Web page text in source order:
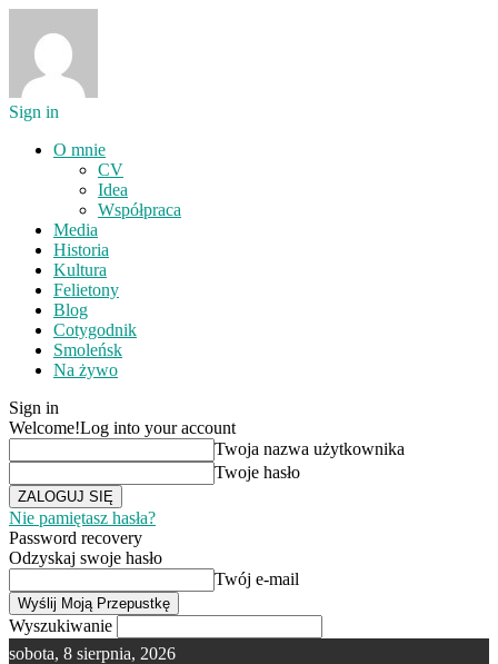
Sign in
O mnie
CV
Idea
Współpraca
Media
Historia
Kultura
Felietony
Blog
Cotygodnik
Smoleńsk
Na żywo
Sign in
Welcome!Log into your account
Twoja nazwa użytkownika
Twoje hasło
Nie pamiętasz hasła?
Password recovery
Odzyskaj swoje hasło
Twój e-mail
Wyszukiwanie
sobota, 8 sierpnia, 2026